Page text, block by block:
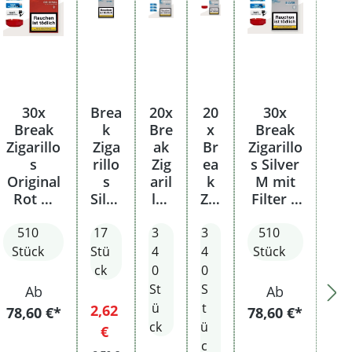
30x
Break
Zigarillo
s
Original
Rot M
Filter +
2x
Feuerze
uge + 1x
Sturmfe
510
Stück
Ab
78,60 €*
Brea
k
Ziga
rillo
s
Silve
mit
Filte
r
17
Stü
ck
Verkaufspreis:
2,62
€
Regulärer Preis:
20x
Bre
ak
Zig
aril
los
er
M
mit
Filt
er
+
3x
3
4
0
St
ü
ck
20
x
Br
ea
k
Zig
llo
s
Sil
ve
M
mi
3
4
0
S
t
ü
c
30x
Break
Zigarillo
s Silver
M mit
Filter +
Elektro-
Feuerze
Sturmfe
uerzeug
+ 1x
510
Stück
Ab
78,60 €*